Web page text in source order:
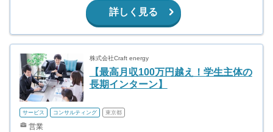
詳しく見る
株式会社Craft energy
【最高月収100万円越え！学生主体の
長期インターン】
サービス コンサルティング 東京都
営業